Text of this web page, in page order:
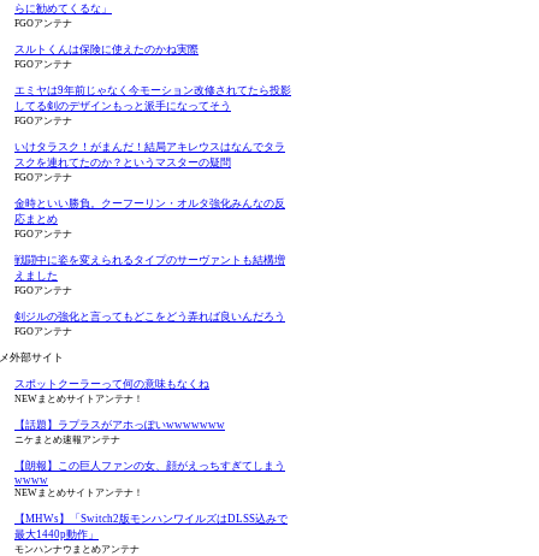
らに勧めてくるな」
FGOアンテナ
スルトくんは保険に使えたのかね実際
FGOアンテナ
エミヤは9年前じゃなく今モーション改修されてたら投影
してる剣のデザインもっと派手になってそう
FGOアンテナ
いけタラスク！がまんだ！結局アキレウスはなんでタラ
スクを連れてたのか？というマスターの疑問
FGOアンテナ
金時といい勝負。クーフーリン・オルタ強化みんなの反
応まとめ
FGOアンテナ
戦闘中に姿を変えられるタイプのサーヴァントも結構増
えました
FGOアンテナ
剣ジルの強化と言ってもどこをどう弄れば良いんだろう
FGOアンテナ
外部サイト
スポットクーラーって何の意味もなくね
NEWまとめサイトアンテナ！
【話題】ラプラスがアホっぽいwwwwwww
ニケまとめ速報アンテナ
【朗報】この巨人ファンの女、顔がえっちすぎてしまう
wwww
NEWまとめサイトアンテナ！
【MHWs】「Switch2版モンハンワイルズはDLSS込みで
最大1440p動作」
モンハンナウまとめアンテナ